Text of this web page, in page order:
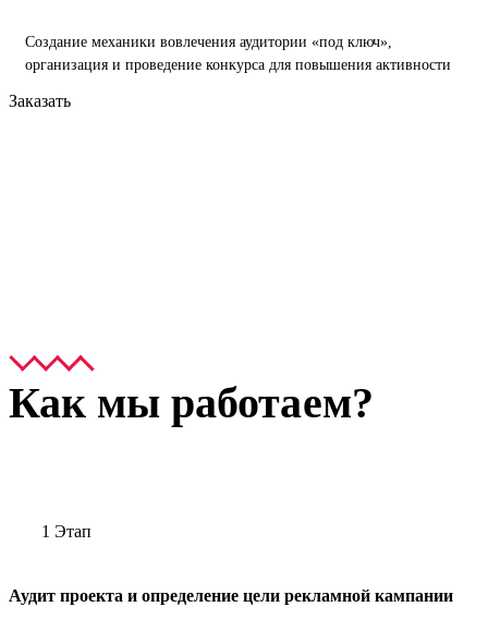
Создание механики вовлечения аудитории «под ключ»,
организация и проведение конкурса для повышения активности
Заказать
Как мы работаем?
1 Этап
Аудит проекта и определение цели рекламной кампании